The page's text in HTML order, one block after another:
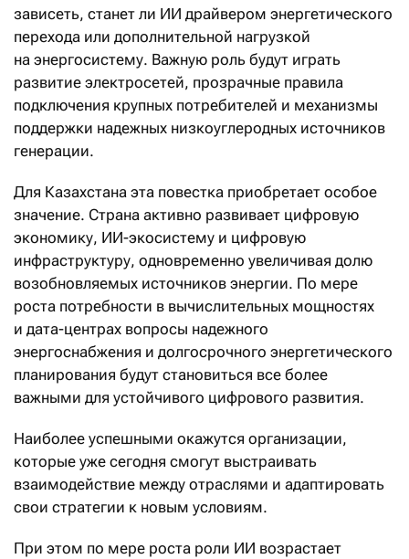
зависеть, станет ли ИИ драйвером энергетического
перехода или дополнительной нагрузкой
на энергосистему. Важную роль будут играть
развитие электросетей, прозрачные правила
подключения крупных потребителей и механизмы
поддержки надежных низкоуглеродных источников
генерации.
Для Казахстана эта повестка приобретает особое
значение. Страна активно развивает цифровую
экономику, ИИ-экосистему и цифровую
инфраструктуру, одновременно увеличивая долю
возобновляемых источников энергии. По мере
роста потребности в вычислительных мощностях
и дата-центрах вопросы надежного
энергоснабжения и долгосрочного энергетического
планирования будут становиться все более
важными для устойчивого цифрового развития.
Наиболее успешными окажутся организации,
которые уже сегодня смогут выстраивать
взаимодействие между отраслями и адаптировать
свои стратегии к новым условиям.
При этом по мере роста роли ИИ возрастает